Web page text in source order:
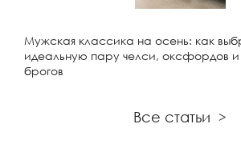
Мужская классика на осень: как
идеальную пару челси, оксфордов и
брогов
Все статьи >